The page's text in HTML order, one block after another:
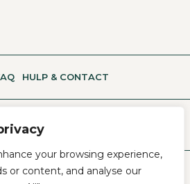
your browsing experience,
or content, and analyse our
HULP & CONTACT